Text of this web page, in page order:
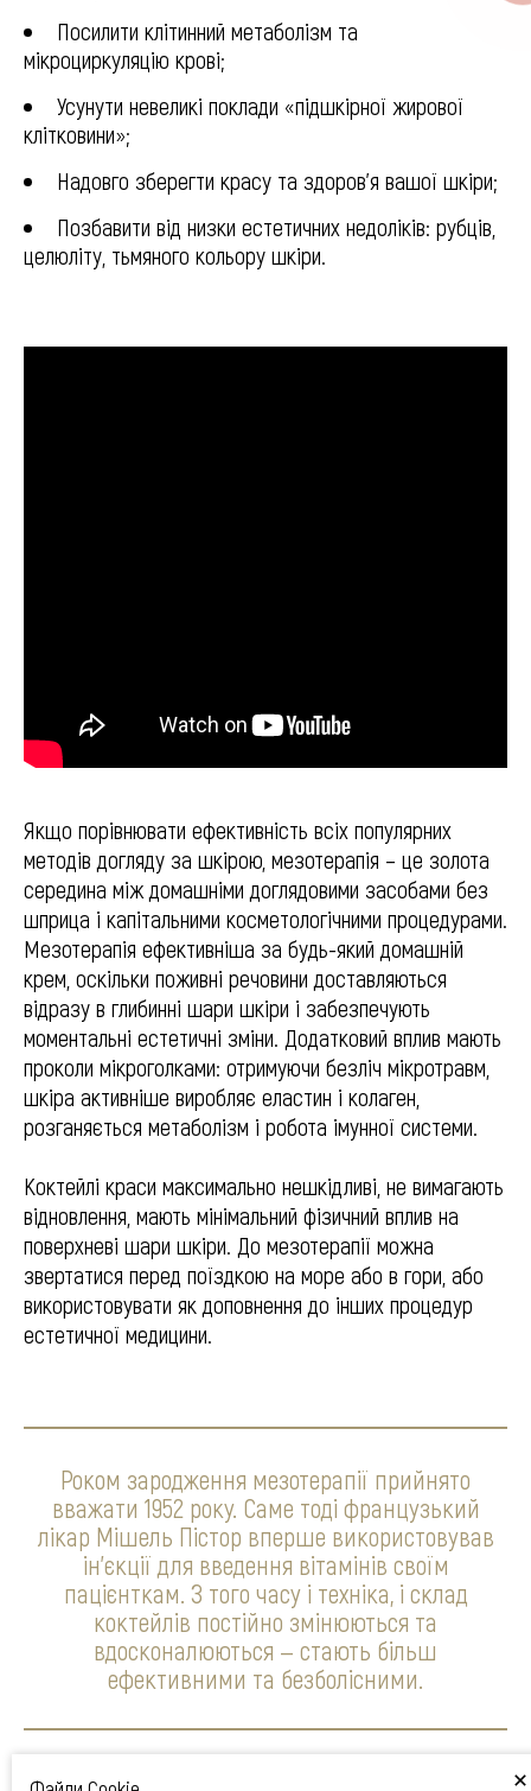
Посилити клітинний метаболізм та
мікроциркуляцію крові;
Усунути невеликі поклади «підшкірної жирової
клітковини»;
Надовго зберегти красу та здоров’я вашої шкіри;
Позбавити від низки естетичних недоліків: рубців,
целюліту, тьмяного кольору шкіри.
Якщо порівнювати ефективність всіх популярних
методів догляду за шкірою, мезотерапія – це золота
середина між домашніми доглядовими засобами без
шприца і капітальними косметологічними процедурами.
Мезотерапія ефективніша за будь-який домашній
крем, оскільки поживні речовини доставляються
відразу в глибинні шари шкіри і забезпечують
моментальні естетичні зміни. Додатковий вплив мають
проколи мікроголками: отримуючи безліч мікротравм,
шкіра активніше виробляє еластин і колаген,
розганяється метаболізм і робота імунної системи.
Коктейлі краси максимально нешкідливі, не вимагають
відновлення, мають мінімальний фізичний вплив на
поверхневі шари шкіри. До мезотерапії можна
звертатися перед поїздкою на море або в гори, або
використовувати як доповнення до інших процедур
естетичної медицини.
Роком зародження мезотерапії прийнято
вважати 1952 року. Саме тоді французький
лікар Мішель Пістор вперше використовував
ін'єкції для введення вітамінів своїм
пацієнткам. З того часу і техніка, і склад
коктейлів постійно змінюються та
вдосконалюються — стають більш
ефективними та безболісними.